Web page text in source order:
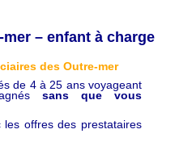
– enfant à charge
des Outre-mer
de 4 à 25 ans voyageant
sans que vous
les offres des prestataires